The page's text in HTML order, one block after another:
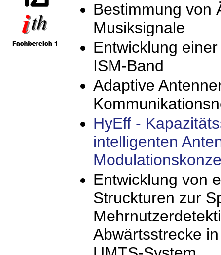
Bestimmung von
Musiksignale
Entwicklung
ISM-Band
Adaptive
HyEff -
intelligenten
Entwicklung von
Struckturen zur
Abwärtsstrecke